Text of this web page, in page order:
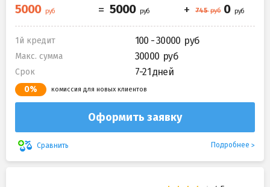
1й кредит 100 - 30000
Макс. сумма 30000
Срок 7-21 дней
0% комиссия для новых клиентов
Оформить заявку
Сравнить Подробнее